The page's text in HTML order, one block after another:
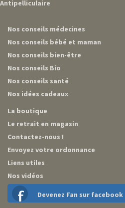
Antipelliculaire
Nos conseils médecines
Nos conseils bébé et maman
Nos conseils bien-être
Nos conseils Bio
Nos conseils santé
Nos idées cadeaux
La boutique
Le retrait en magasin
Contactez-nous !
Envoyez votre ordonnance
Liens utiles
Nos vidéos
Devenez Fan sur facebook